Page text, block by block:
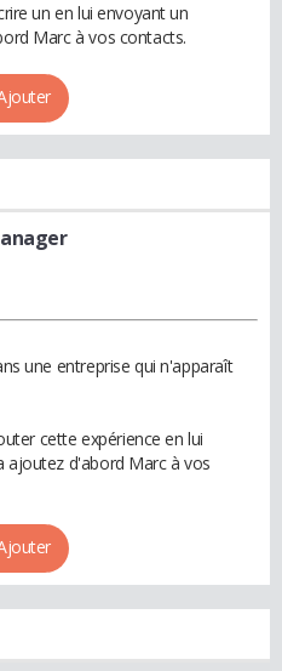
un en lui envoyant un
Marc à vos contacts.
une entreprise qui n'apparaît
cette expérience en lui
ajoutez d'abord Marc à vos